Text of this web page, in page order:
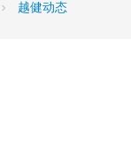
越健动态